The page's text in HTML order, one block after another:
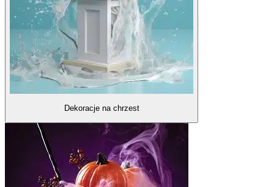
Dekoracje na chrzest